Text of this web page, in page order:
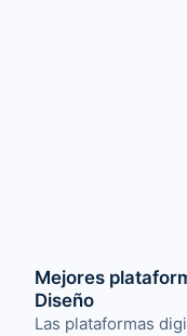
Mejores
Diseño
Las plataformas